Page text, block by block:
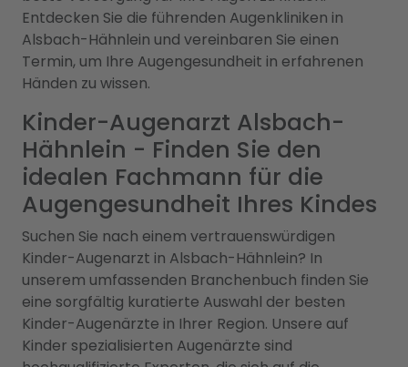
Entdecken Sie die führenden Augenkliniken in
Alsbach-Hähnlein und vereinbaren Sie einen
Termin, um Ihre Augengesundheit in erfahrenen
Händen zu wissen.
Kinder-Augenarzt Alsbach-
Hähnlein - Finden Sie den
idealen Fachmann für die
Augengesundheit Ihres Kindes
Suchen Sie nach einem vertrauenswürdigen
Kinder-Augenarzt in Alsbach-Hähnlein? In
unserem umfassenden Branchenbuch finden Sie
eine sorgfältig kuratierte Auswahl der besten
Kinder-Augenärzte in Ihrer Region. Unsere auf
Kinder spezialisierten Augenärzte sind